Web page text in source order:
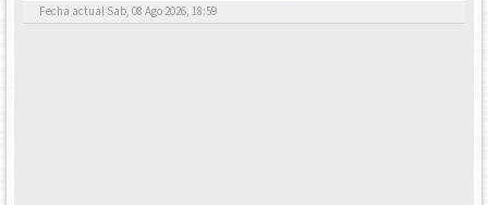
Fecha actual Sab, 08 Ago 2026, 18:59